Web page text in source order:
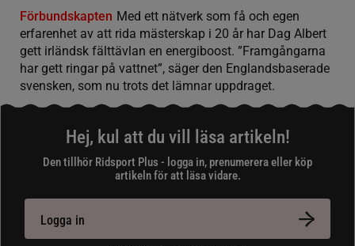
Förbundskapten Med ett nätverk som få och egen
erfarenhet av att rida mästerskap i 20 år har Dag Albert
gett irländsk fälttävlan en energiboost. ”Framgångarna
har gett ringar på vattnet”, säger den Englandsbaserade
svensken, som nu trots det lämnar uppdraget.
Hej, kul att du vill läsa artikeln!
Den tillhör Ridsport Plus - logga in, prenumerera eller köp
artikeln för att läsa vidare.
Logga in